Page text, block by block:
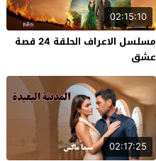
02:15:10
مسلسل الاعراف الحلقة 24 قصة
عشق
02:17:25